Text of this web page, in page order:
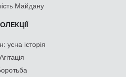
Майдану
усна історія
Агітація